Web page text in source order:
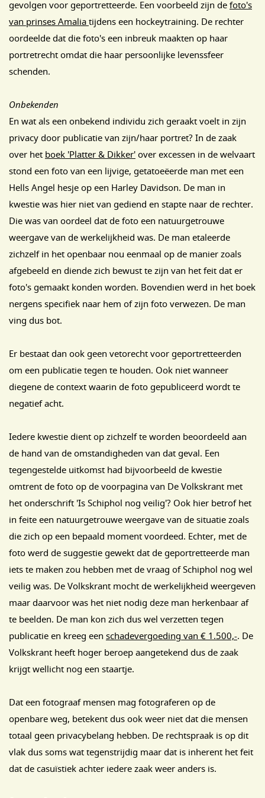
gevolgen voor geportretteerde. Een voorbeeld zijn de foto's
van prinses Amalia tijdens een hockeytraining. De rechter
oordeelde dat die foto's een inbreuk maakten op haar
portretrecht omdat die haar persoonlijke levenssfeer
schenden.
Onbekenden
En wat als een onbekend individu zich geraakt voelt in zijn
privacy door publicatie van zijn/haar portret? In de zaak
over het boek 'Platter & Dikker' over excessen in de welvaart
stond een foto van een lijvige, getatoeëerde man met een
Hells Angel hesje op een Harley Davidson. De man in
kwestie was hier niet van gediend en stapte naar de rechter.
Die was van oordeel dat de foto een natuurgetrouwe
weergave van de werkelijkheid was. De man etaleerde
zichzelf in het openbaar nou eenmaal op de manier zoals
afgebeeld en diende zich bewust te zijn van het feit dat er
foto's gemaakt konden worden. Bovendien werd in het boek
nergens specifiek naar hem of zijn foto verwezen. De man
ving dus bot.
Er bestaat dan ook geen vetorecht voor geportretteerden
om een publicatie tegen te houden. Ook niet wanneer
diegene de context waarin de foto gepubliceerd wordt te
negatief acht.
Iedere kwestie dient op zichzelf te worden beoordeeld aan
de hand van de omstandigheden van dat geval. Een
tegengestelde uitkomst had bijvoorbeeld de kwestie
omtrent de foto op de voorpagina van De Volkskrant met
het onderschrift 'Is Schiphol nog veilig'? Ook hier betrof het
in feite een natuurgetrouwe weergave van de situatie zoals
die zich op een bepaald moment voordeed. Echter, met de
foto werd de suggestie gewekt dat de geportretteerde man
iets te maken zou hebben met de vraag of Schiphol nog wel
veilig was. De Volkskrant mocht de werkelijkheid weergeven
maar daarvoor was het niet nodig deze man herkenbaar af
te beelden. De man kon zich dus wel verzetten tegen
publicatie en kreeg een schadevergoeding van € 1.500,-. De
Volkskrant heeft hoger beroep aangetekend dus de zaak
krijgt wellicht nog een staartje.
Dat een fotograaf mensen mag fotograferen op de
openbare weg, betekent dus ook weer niet dat die mensen
totaal geen privacybelang hebben. De rechtspraak is op dit
vlak dus soms wat tegenstrijdig maar dat is inherent het feit
dat de casuïstiek achter iedere zaak weer anders is.